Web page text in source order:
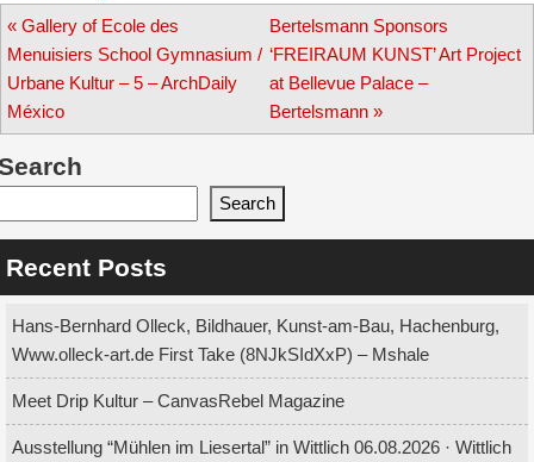
Post
navigation
« Gallery of Ecole des
Menuisiers School Gymnasium /
Urbane Kultur – 5 – ArchDaily
México
Bertelsmann Sponsors
‘FREIRAUM KUNST’ Art Project
at Bellevue Palace –
Bertelsmann»
Search
Recent Posts
Hans-Bernhard Olleck, Bildhauer, Kunst-am-Bau, Hachenburg,
Www.olleck-art.de First Take (8NJkSIdXxP) – Mshale
Meet Drip Kultur – CanvasRebel Magazine
Ausstellung “Mühlen im Liesertal” in Wittlich 06.08.2026 · Wittlich